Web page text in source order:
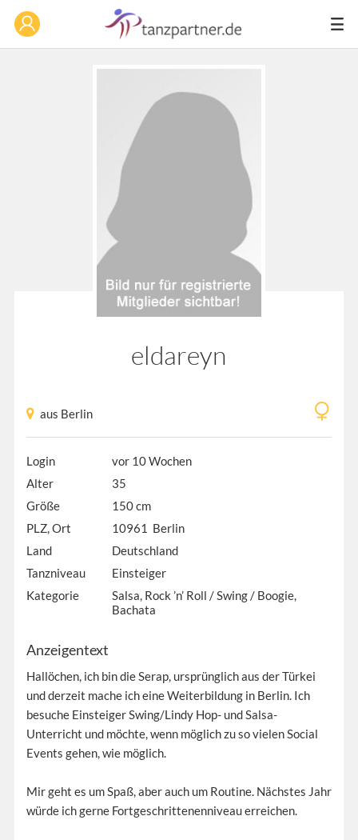
eldareyn
aus Berlin
Login
vor 10 Wochen
Alter
35
Größe
150 cm
PLZ, Ort
10961 Berlin
Land
Deutschland
Tanzniveau
Einsteiger
Kategorie
Salsa, Rock ’n’ Roll / Swing / Boogie,
Bachata
Anzeigentext
Hallöchen, ich bin die Serap, ursprünglich aus der Türkei
und derzeit mache ich eine Weiterbildung in Berlin. Ich
besuche Einsteiger Swing/Lindy Hop- und Salsa-
Unterricht und möchte, wenn möglich zu so vielen Social
Events gehen, wie möglich.
Mir geht es um Spaß, aber auch um Routine. Nächstes Jahr
würde ich gerne Fortgeschrittenenniveau erreichen.